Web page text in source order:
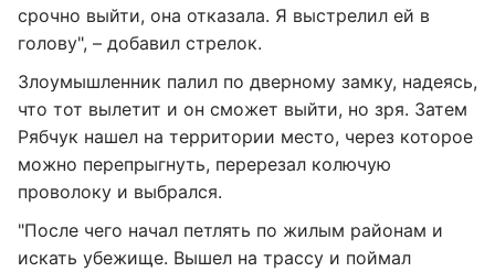
срочно выйти, она отказала. Я выстрелил ей в
голову", – добавил стрелок.
Злоумышленник палил по дверному замку, надеясь,
что тот вылетит и он сможет выйти, но зря. Затем
Рябчук нашел на территории место, через которое
можно перепрыгнуть, перерезал колючую
проволоку и выбрался.
"После чего начал петлять по жилым районам и
искать убежище. Вышел на трассу и поймал